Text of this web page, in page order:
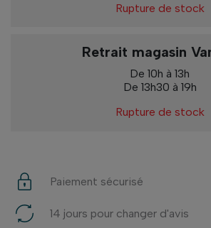
Rupture de stock
Retrait magasin
De 10h à 13h
De 13h30 à 19h
Rupture de stock
Paiement sécurisé
14 jours pour changer d'avis